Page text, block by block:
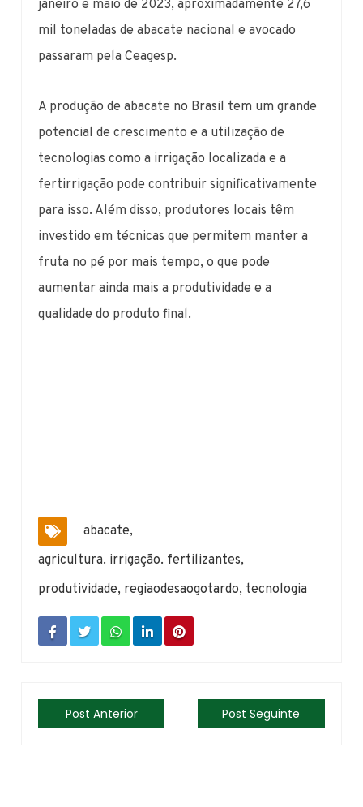
janeiro e maio de 2023, aproximadamente 27,6
mil toneladas de abacate nacional e avocado
passaram pela Ceagesp.
A produção de abacate no Brasil tem um grande
potencial de crescimento e a utilização de
tecnologias como a irrigação localizada e a
fertirrigação pode contribuir significativamente
para isso. Além disso, produtores locais têm
investido em técnicas que permitem manter a
fruta no pé por mais tempo, o que pode
aumentar ainda mais a produtividade e a
qualidade do produto final.
abacate,
agricultura. irrigação. fertilizantes,
produtividade, regiaodesaogotardo, tecnologia
Post Anterior Post Seguinte